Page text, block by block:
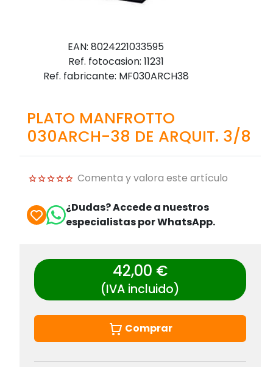
EAN: 8024221033595
Ref. fotocasion: 11231
Ref. fabricante: MF030ARCH38
PLATO MANFROTTO
030ARCH-38 DE ARQUIT. 3/8
Comenta y valora este artículo
¿Dudas? Accede a nuestros
especialistas por WhatsApp.
42,00 €
(IVA incluido)
Comprar